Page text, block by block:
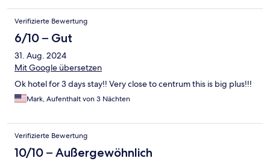
Verifizierte Bewertung
6/10 – Gut
31. Aug. 2024
Mit Google übersetzen
Ok hotel for 3 days stay!! Very close to centrum this is big plus!!!
Mark, Aufenthalt von 3 Nächten
Verifizierte Bewertung
10/10 – Außergewöhnlich